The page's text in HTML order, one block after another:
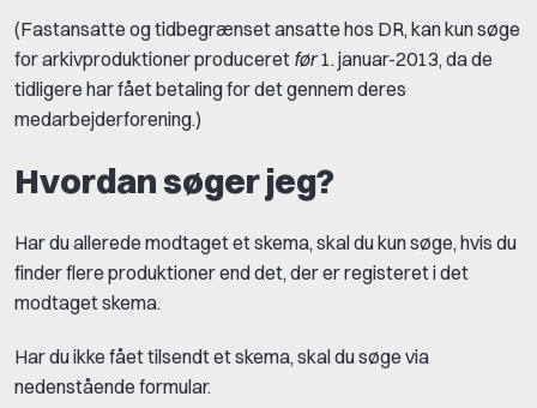
(Fastansatte og tidbegrænset ansatte hos DR, kan kun søge
for arkivproduktioner produceret før 1. januar-2013, da de
tidligere har fået betaling for det gennem deres
medarbejderforening.)
Hvordan søger jeg?
Har du allerede modtaget et skema, skal du kun søge, hvis du
finder flere produktioner end det, der er registeret i det
modtaget skema.
Har du ikke fået tilsendt et skema, skal du søge via
nedenstående formular.